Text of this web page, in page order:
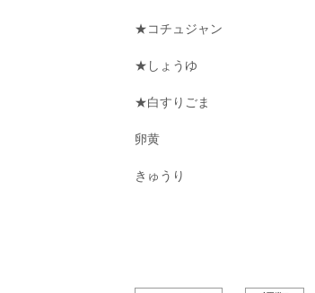
★コチュジャン
★しょうゆ
★白すりごま
卵黄
きゅうり